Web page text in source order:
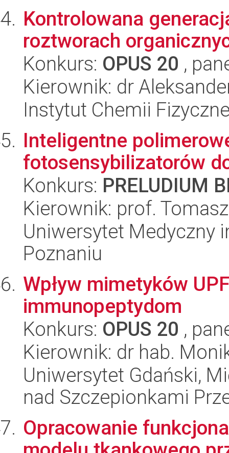
Kontrolowana
roztworach
Konkurs: OPUS 20 ,
Kierownik: dr
Instytut Chemii
Inteligentne
fotosensybilizatorów
Konkurs: PRELUDIUM
Kierownik: prof.
Uniwersytet Medyczny
Poznaniu
Wpływ mimetyków
immunopeptydom
Konkurs: OPUS 20 ,
Kierownik: dr hab.
Uniwersytet Gdański,
nad Szczepionkami
Opracowanie